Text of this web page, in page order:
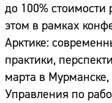
до 100%
этом в рамках
Арктике:
практики,
марта в Мурманске,
Управления по